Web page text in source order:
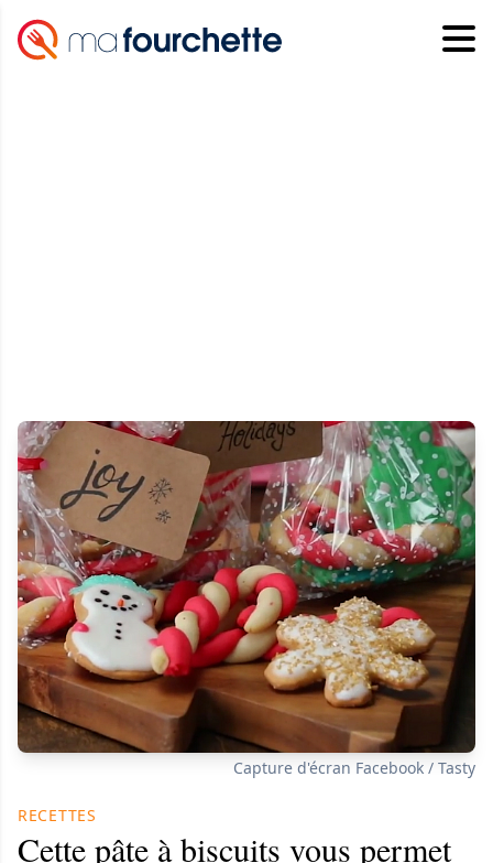
Capture d'écran Facebook / Tasty
RECETTES
Cette pâte à biscuits vous permet